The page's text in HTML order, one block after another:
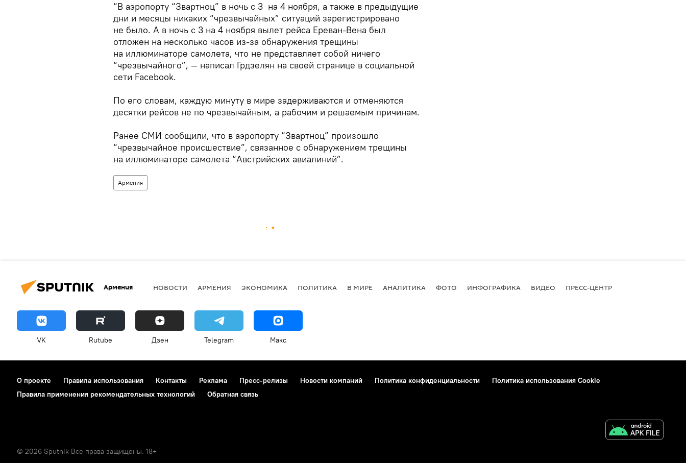
“В аэропорту “Звартноц” в ночь с 3 на 4 ноября, а также в предыдущие
дни и месяцы никаких “чрезвычайных” ситуаций зарегистрировано
не было. А в ночь с 3 на 4 ноября вылет рейса Ереван-Вена был
отложен на несколько часов из-за обнаружения трещины
на иллюминаторе самолета, что не представляет собой ничего
“чрезвычайного”, — написал Грдзелян на своей странице в социальной
сети Facebook.
По его словам, каждую минуту в мире задерживаются и отменяются
десятки рейсов не по чрезвычайным, а рабочим и решаемым причинам.
Ранее СМИ сообщили, что в аэропорту “Звартноц” произошло
“чрезвычайное происшествие”, связанное с обнаружением трещины
на иллюминаторе самолета “Австрийских авиалиний”.
Армения
Армения НОВОСТИ АРМЕНИЯ ЭКОНОМИКА ПОЛИТИКА В МИРЕ АНАЛИТИКА ФОТО ИНФОГРАФИКА ВИДЕО ПРЕСС-ЦЕНТР
VK Rutube Дзен Telegram Макс
О проекте Правила использования Контакты Реклама Пресс-релизы Новости компаний Политика конфиденциальности
Политика использования Cookie
Правила применения рекомендательных технологий
Обратная связь
© 2026 Sputnik Все права защищены. 18+